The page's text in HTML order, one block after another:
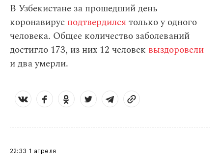
В Узбекистане за прошедший день
коронавирус подтвердился только у одного
человека. Общее количество заболеваний
достигло 173, из них 12 человек выздоровели
и два умерли.
22:33 1 апреля